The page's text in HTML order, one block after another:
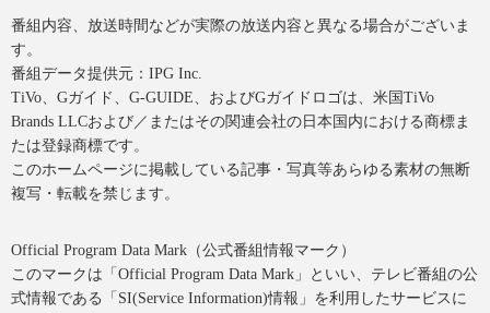
番組内容、放送時間などが実際の放送内容と異なる場合がございま
す。
番組データ提供元：IPG Inc.
TiVo、Gガイド、G-GUIDE、およびGガイドロゴは、米国TiVo
Brands LLCおよび／またはその関連会社の日本国内における商標ま
たは登録商標です。
このホームページに掲載している記事・写真等あらゆる素材の無断
複写・転載を禁じます。
Official Program Data Mark（公式番組情報マーク）
このマークは「Official Program Data Mark」といい、テレビ番組の公
式情報である「SI(Service Information)情報」を利用したサービスに